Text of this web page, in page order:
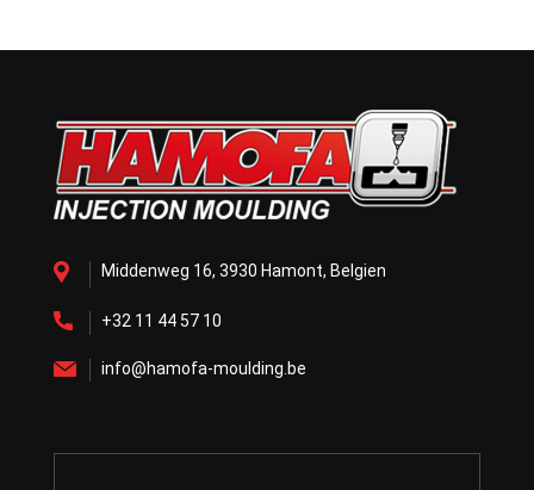
Middenweg 16, 3930 Hamont, Belgien
+32 11 44 57 10
info@hamofa-moulding.be